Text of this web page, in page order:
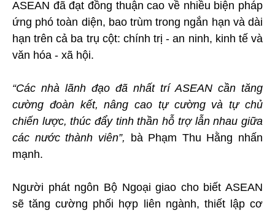
ASEAN đã đạt đồng thuận cao về nhiều biện pháp
ứng phó toàn diện, bao trùm trong ngắn hạn và dài
hạn trên cả ba trụ cột: chính trị - an ninh, kinh tế và
văn hóa - xã hội.
“Các nhà lãnh đạo đã nhất trí ASEAN cần tăng
cường đoàn kết, nâng cao tự cường và tự chủ
chiến lược, thúc đẩy tinh thần hỗ trợ lẫn nhau giữa
các nước thành viên”, bà Phạm Thu Hằng nhấn
mạnh.
Người phát ngôn Bộ Ngoại giao cho biết ASEAN
sẽ tăng cường phối hợp liên ngành, thiết lập cơ